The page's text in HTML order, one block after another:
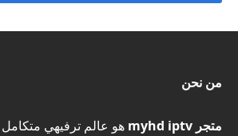
من نحن
متجر myhd iptv